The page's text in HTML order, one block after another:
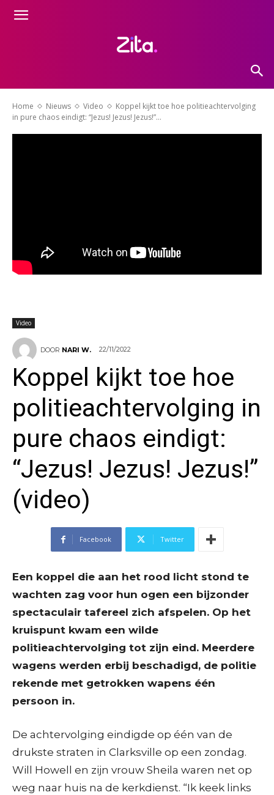
Home Nieuws Video
Koppel kijkt toe hoe politieachtervolging
in pure chaos eindigt: “Jezus! Jezus! Jezus!”...
Video
DOOR NARI W. 22/11/2022
Koppel kijkt toe hoe
politieachtervolging in
pure chaos eindigt:
“Jezus! Jezus! Jezus!”
(video)
Facebook Twitter
Een koppel die aan het rood licht stond te
wachten zag voor hun ogen een bijzonder
spectaculair tafereel zich afspelen. Op het
kruispunt kwam een wilde
politieachtervolging tot zijn eind. Meerdere
wagens werden erbij beschadigd, de politie
rekende met getrokken wapens één
persoon in.
De achtervolging eindigde op één van de
drukste straten in Clarksville op een zondag.
Will Howell en zijn vrouw Sheila waren net op
weg naar huis na de kerkdienst. “Ik keek links